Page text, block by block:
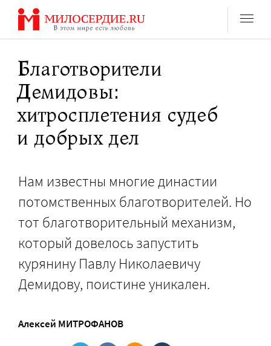
Перейти
содержанию
Благотворители
Демидовы:
хитросплетения судеб
и добрых дел
Нам известны многие династии
потомственных благотворителей. Но
тот благотворительный механизм,
который довелось запустить
курянину Павлу Николаевичу
Демидову, поистине уникален.
Алексей МИТРОФАНОВ